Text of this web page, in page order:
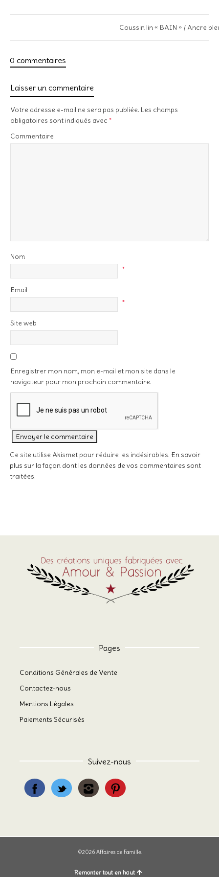
Coussin lin « BAIN » / Ancre
0 commentaires
Laisser un commentaire
Votre adresse e-mail ne sera pas publiée. Les champs
obligatoires sont indiqués avec *
Commentaire
Nom
*
Email
*
Site web
Enregistrer mon nom, mon e-mail et mon site dans le
navigateur pour mon prochain commentaire.
Ce site utilise Akismet pour réduire les indésirables. En savoir
plus sur la façon dont les données de vos commentaires sont
traitées.
Pages
Conditions Générales de Vente
Contactez-nous
Mentions Légales
Paiements Sécurisés
Suivez-nous
©2026 Affaires de Famille.
Remonter tout en haut